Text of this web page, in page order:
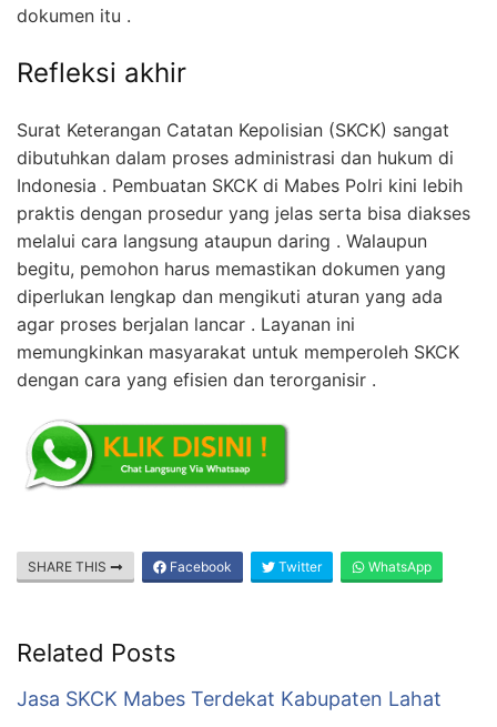
dokumen itu .
Refleksi akhir
Surat Keterangan Catatan Kepolisian (SKCK) sangat
dibutuhkan dalam proses administrasi dan hukum di
Indonesia . Pembuatan SKCK di Mabes Polri kini lebih
praktis dengan prosedur yang jelas serta bisa diakses
melalui cara langsung ataupun daring . Walaupun
begitu, pemohon harus memastikan dokumen yang
diperlukan lengkap dan mengikuti aturan yang ada
agar proses berjalan lancar . Layanan ini
memungkinkan masyarakat untuk memperoleh SKCK
dengan cara yang efisien dan terorganisir .
SHARE THIS Facebook Twitter WhatsApp
Related Posts
Jasa SKCK Mabes Terdekat Kabupaten Lahat